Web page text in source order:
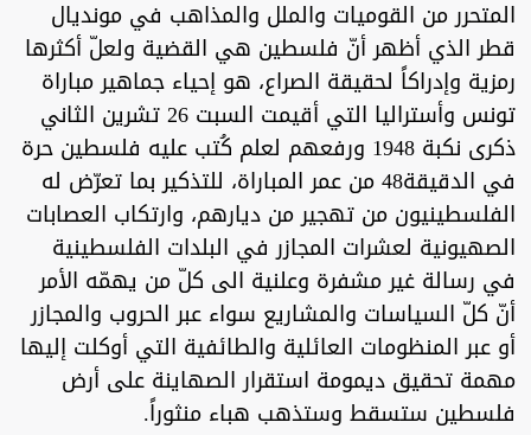
المتحرر من القوميات والملل والمذاهب في مونديال
قطر الذي أظهر أنّ فلسطين هي القضية ولعلّ أكثرها
رمزية وإدراكاً لحقيقة الصراع، هو إحياء جماهير مباراة
تونس وأستراليا التي أقيمت السبت 26 تشرين الثاني
ذكرى نكبة 1948 ورفعهم لعلم كُتب عليه فلسطين حرة
في الدقيقة48 من عمر المباراة، للتذكير بما تعرّض له
الفلسطينيون من تهجير من ديارهم، وارتكاب العصابات
الصهيونية لعشرات المجازر في البلدات الفلسطينية
في رسالة غير مشفرة وعلنية الى كلّ من يهمّه الأمر
أنّ كلّ السياسات والمشاريع سواء عبر الحروب والمجازر
أو عبر المنظومات العائلية والطائفية التي أوكلت إليها
مهمة تحقيق ديمومة استقرار الصهاينة على أرض
فلسطين ستسقط وستذهب هباء منثوراً.